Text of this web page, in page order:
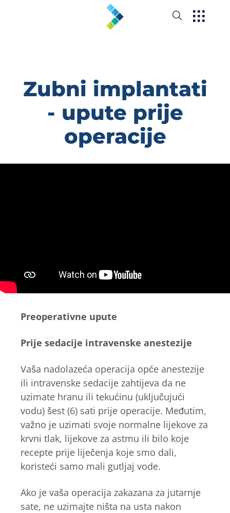
Zubni implantati
- upute prije
operacije
Preoperativne upute
Prije sedacije intravenske anestezije
Vaša nadolazeća operacija opće anestezije
ili intravenske sedacije zahtijeva da ne
uzimate hranu ili tekućinu (uključujući
vodu) šest (6) sati prije operacije. Međutim,
važno je uzimati svoje normalne lijekove za
krvni tlak, lijekove za astmu ili bilo koje
recepte prije liječenja koje smo dali,
koristeći samo mali gutljaj vode.
Ako je vaša operacija zakazana za jutarnje
sate, ne uzimajte ništa na usta nakon